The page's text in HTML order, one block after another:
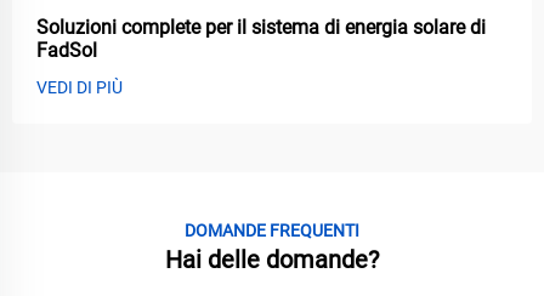
Soluzioni complete per il sistema di energia solare di
FadSol
VEDI DI PIÙ
DOMANDE FREQUENTI
Hai delle domande?